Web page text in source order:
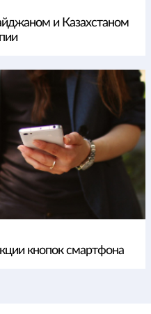
и Казахстаном
кнопок смартфона